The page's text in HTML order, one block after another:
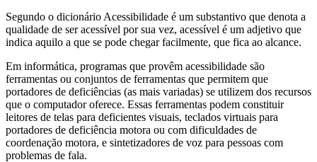
Segundo o dicionário Acessibilidade é um substantivo que denota a
qualidade de ser acessível por sua vez, acessível é um adjetivo que
indica aquilo a que se pode chegar facilmente, que fica ao alcance.
Em informática, programas que provêm acessibilidade são
ferramentas ou conjuntos de ferramentas que permitem que
portadores de deficiências (as mais variadas) se utilizem dos recursos
que o computador oferece. Essas ferramentas podem constituir
leitores de telas para deficientes visuais, teclados virtuais para
portadores de deficiência motora ou com dificuldades de
coordenação motora, e sintetizadores de voz para pessoas com
problemas de fala.